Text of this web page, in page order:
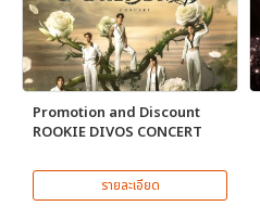
Promotion and Discount
ROOKIE DIVOS CONCERT
รายละเอียด